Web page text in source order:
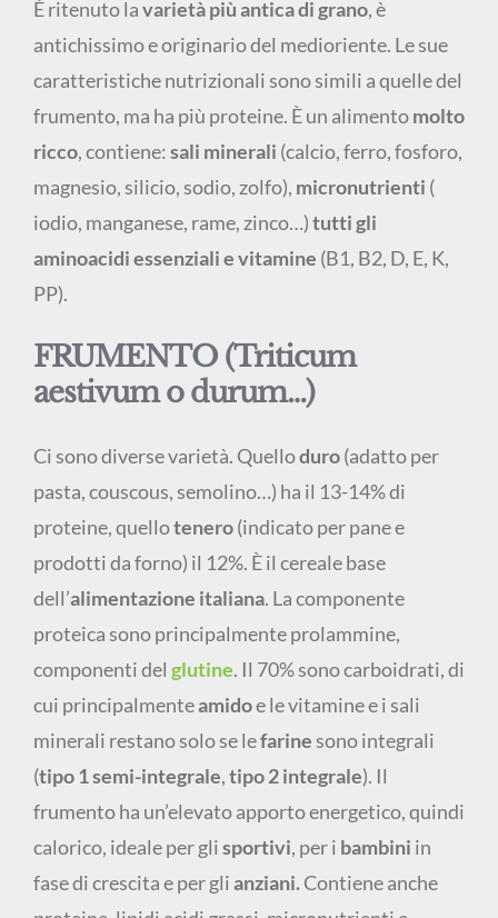
È ritenuto lavarietà più antica di grano, è
antichissimo e originario del medioriente. Le sue
caratteristiche nutrizionali sono simili a quelle del
frumento, ma ha più proteine. È un alimentomolto
ricco, contiene:sali minerali (calcio, ferro, fosforo,
magnesio, silicio, sodio, zolfo), micronutrienti (
iodio, manganese, rame, zinco…)tutti gli
aminoacidi essenziali e vitamine (B1, B2, D, E, K,
PP).
FRUMENTO (Triticum
aestivum o durum…)
Ci sono diverse varietà. Quelloduro(adatto per
pasta, couscous, semolino…) ha il 13-14% di
proteine, quellotenero(indicato per pane e
prodotti da forno) il 12%. È il cereale base
dell’alimentazione italiana. La componente
proteica sono principalmente prolammine,
componenti del glutine. Il 70% sono carboidrati, di
cui principalmenteamidoe le vitamine e i sali
minerali restano solo se lefarinesono integrali
(tipo 1 semi-integrale,tipo 2 integrale). Il
frumento ha un’elevato apporto energetico, quindi
calorico, ideale per glisportivi, per i bambini in
fase di crescita e per glianziani.Contiene anche